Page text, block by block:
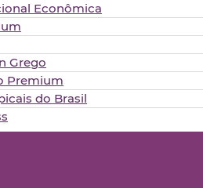
Econômica
Grego
Premium
do Brasil